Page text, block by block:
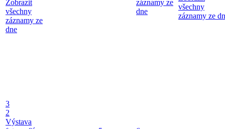
Zobrazit
všechny
záznamy ze
dne
záznamy ze
dne
všechny
záznamy ze
3
2
Výstava